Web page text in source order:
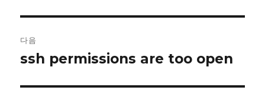
게
이
션
다음
다
글:
ssh permissions are too open